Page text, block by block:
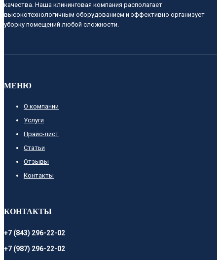
качества. Наша клининговая компания располагает
высокотехнологичным оборудованием и эффективно организует
уборку помещений любой сложности.
МЕНЮ
О компании
Услуги
Прайс-лист
Cтатьи
Отзывы
Контакты
КОНТАКТЫ
+7 (843) 296-22-02
+7 (987) 296-22-02